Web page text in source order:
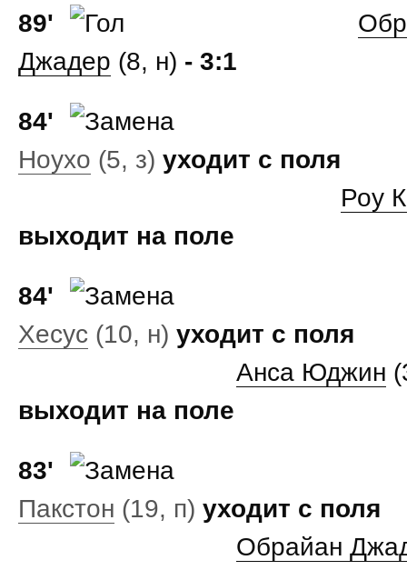
89'
Джадер (8, н) - 3:1
84'
Ноухо (5, з) уходит с поля
Роу
выходит на поле
84'
Хесус (10, н) уходит с поля
Анса Юджин
выходит на поле
83'
Пакстон (19, п) уходит с поля
Обрайан